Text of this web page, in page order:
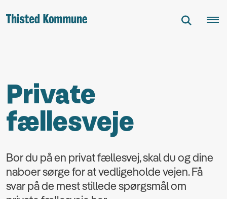
Private
fællesveje
Bor du på en privat fællesvej, skal du og dine
naboer sørge for at vedligeholde vejen. Få
svar på de mest stillede spørgsmål om